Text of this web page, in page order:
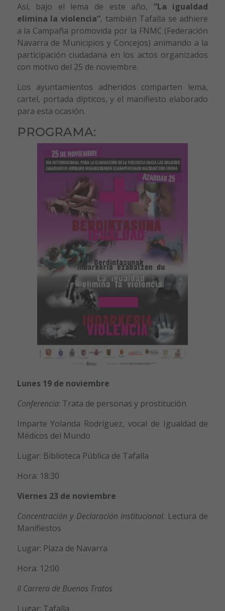
Así, bajo el lema de este año, “La igualdad
elimina la violencia”, también Tafalla se adhiere
a la Campaña promovida por la FNMC (Federación
Navarra de Municipios y Concejos) animando a la
participación ciudadana en los actos organizados
con motivo del 25 de noviembre.
Los ayuntamientos adheridos comparten lema,
cartel, portada dípticos, y el manifiesto elaborado
para esta ocasión.
PROGRAMA:
Lunes 19 de noviembre
Conferencia: Trata de personas y prostitución
Imparte Yolanda Rodríguez, vocal de Igualdad de
Médicos del Mundo
Lugar: Biblioteca Pública de Tafalla
Hora: 18:30
Viernes 23 de noviembre
Concentración y Declaración institucional. Lectura de
Manifiestos
Lugar: Plaza de Navarra
Hora: 12:00
II Carrera de Buenos Tratos
Lugar: Tafalla